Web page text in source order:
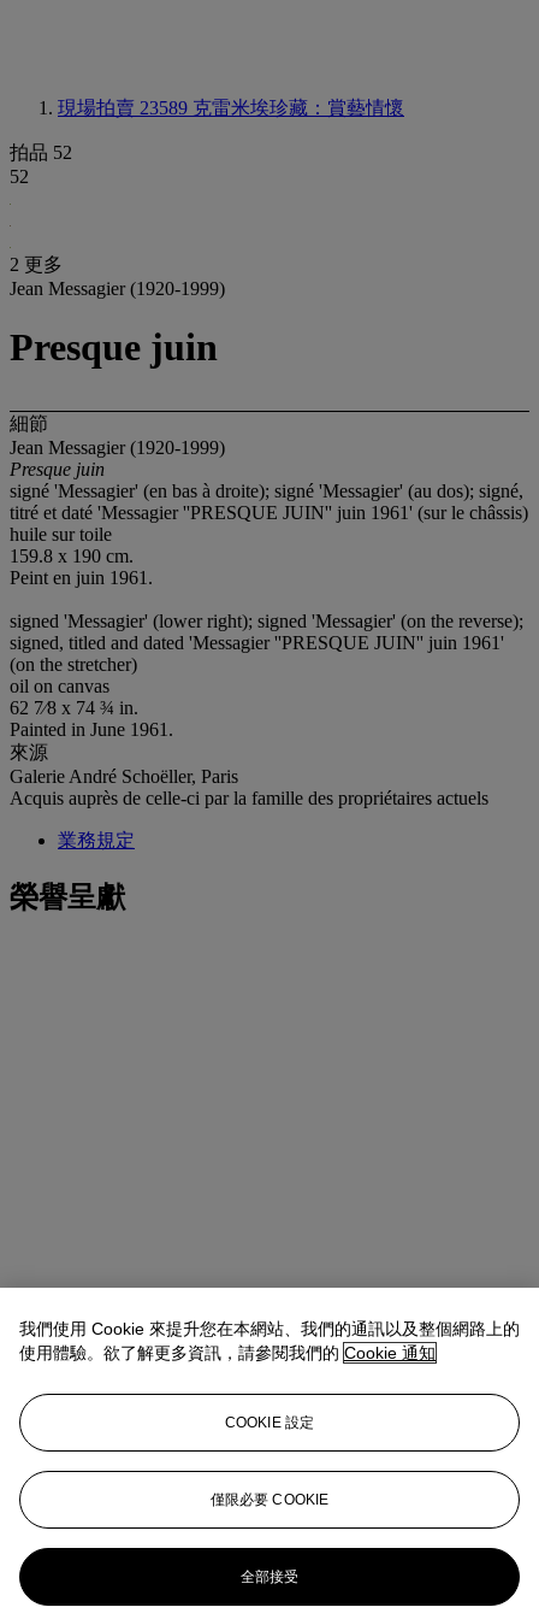
現場拍賣 23589 克雷米埃珍藏：賞藝情懷
拍品 52
52
2 更多
Jean Messagier (1920-1999)
Presque juin
細節
Jean Messagier (1920-1999)
Presque juin
signé 'Messagier' (en bas à droite); signé 'Messagier' (au dos); signé,
titré et daté 'Messagier ''PRESQUE JUIN'' juin 1961' (sur le châssis)
huile sur toile
159.8 x 190 cm.
Peint en juin 1961.
signed 'Messagier' (lower right); signed 'Messagier' (on the reverse);
signed, titled and dated 'Messagier ''PRESQUE JUIN'' juin 1961'
(on the stretcher)
oil on canvas
62 7⁄8 x 74 ¾ in.
Painted in June 1961.
來源
Galerie André Schoëller, Paris
Acquis auprès de celle-ci par la famille des propriétaires actuels
業務規定
榮譽呈獻
Antoine Lebouteiller
International Specialist
alebouteiller@christies.com
更多來自 克雷米埃珍藏：賞藝情懷
我們使用 Cookie 來提升您在本網站、我們的通訊以及整個網路上的
使用體驗。欲了解更多資訊，請參閱我們的 Cookie 通知
COOKIE 設定
僅限必要 COOKIE
全部接受